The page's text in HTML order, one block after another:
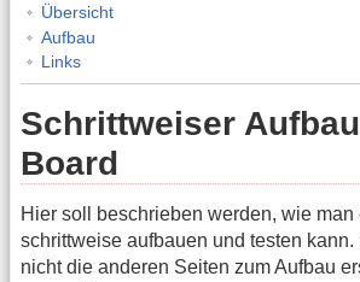
Übersicht
Aufbau
Links
Schrittweiser
Board
Hier soll beschrieben werden, wie man
schrittweise aufbauen und testen kann.
nicht die anderen Seiten zum Aufbau